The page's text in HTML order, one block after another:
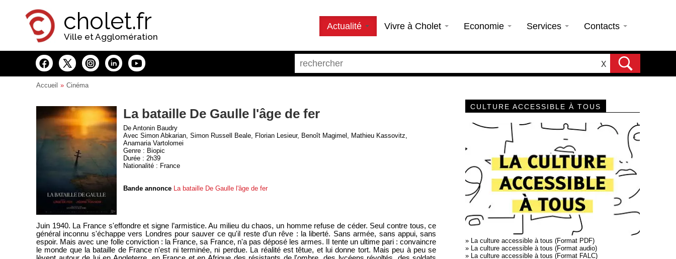
cholet.fr
Ville et Agglomération
Actualité Vivre à Cholet Economie Services Contacts
X
Accueil Cinéma
La bataille De Gaulle l'âge de fer
De Antonin Baudry
Avec Simon Abkarian, Simon Russell Beale, Florian Lesieur, Benoît Magimel, Mathieu Kassovitz,
Anamaria Vartolomei
Genre : Biopic
Durée : 2h39
Nationalité : France
Bande annonce La bataille De Gaulle l'âge de fer
Juin 1940. La France s'effondre et signe l’armistice. Au milieu du chaos, un homme refuse de céder. Seul contre tous, ce
général inconnu s'échappe vers Londres pour sauver ce qu'il reste d'un rêve : la liberté. Sans armée, sans appui, sans
espoir. Mais avec une folle conviction : la France, sa France, n'a pas déposé les armes. Il tente un ultime pari : convaincre
le monde que la bataille de France n'est ni terminée, ni perdue. La réalité est têtue, et lui donne tort. Mais peu à peu se
CULTURE ACCESSIBLE À TOUS
» La culture accessible à tous (Format PDF)
» La culture accessible à tous (Format audio)
» La culture accessible à tous (Format FALC)